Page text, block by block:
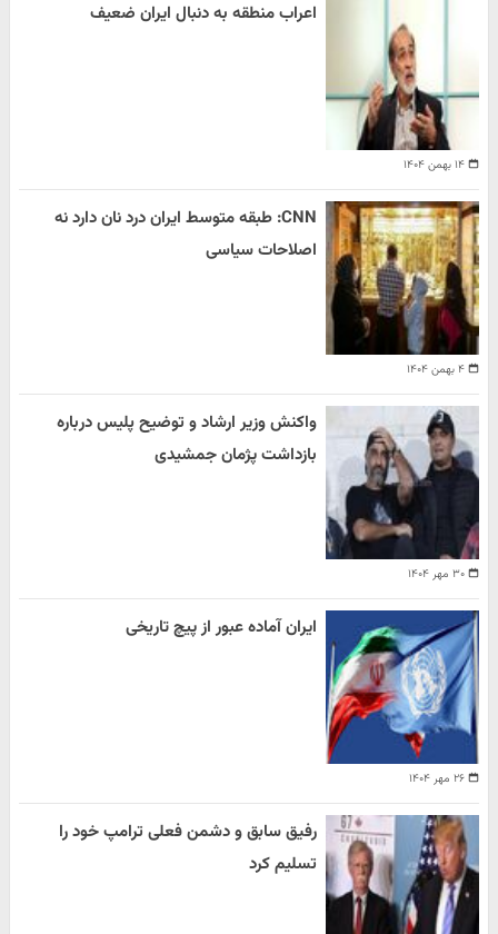
۱۴ بهمن ۱۴۰۴
اعراب منطقه به دنبال ایران ضعیف
۴ بهمن ۱۴۰۴
CNN: طبقه متوسط ایران درد نان دارد نه
اصلاحات سیاسی
۳۰ مهر ۱۴۰۴
واکنش وزیر ارشاد و توضیح پلیس درباره
بازداشت پژمان جمشیدی
۲۶ مهر ۱۴۰۴
ایران آماده عبور از پیچ تاریخی
رفیق سابق و دشمن فعلی ترامپ خود را
تسلیم کرد